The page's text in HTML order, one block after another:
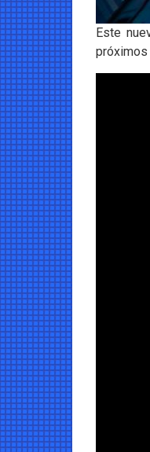
Este
próximos